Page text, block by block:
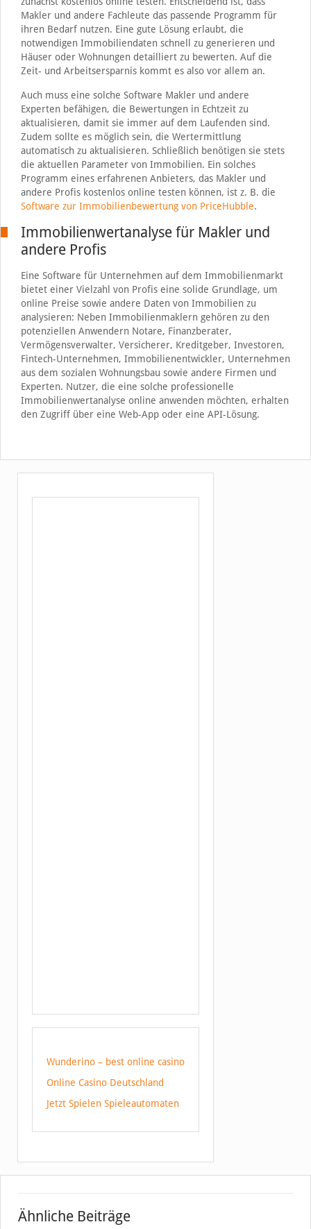
Makler und andere Fachleute das passende Programm für
ihren Bedarf nutzen. Eine gute Lösung erlaubt, die
notwendigen Immobiliendaten schnell zu generieren und
Häuser oder Wohnungen detailliert zu bewerten. Auf die
Zeit- und Arbeitsersparnis kommt es also vor allem an.
Auch muss eine solche Software Makler und andere
Experten befähigen, die Bewertungen in Echtzeit zu
aktualisieren, damit sie immer auf dem Laufenden sind.
Zudem sollte es möglich sein, die Wertermittlung
automatisch zu aktualisieren. Schließlich benötigen sie stets
die aktuellen Parameter von Immobilien. Ein solches
Programm eines erfahrenen Anbieters, das Makler und
andere Profis kostenlos online testen können, ist z. B. die
Software zur Immobilienbewertung von PriceHubble.
Immobilienwertanalyse für Makler und
andere Profis
Eine Software für Unternehmen auf dem Immobilienmarkt
bietet einer Vielzahl von Profis eine solide Grundlage, um
online Preise sowie andere Daten von Immobilien zu
analysieren: Neben Immobilienmaklern gehören zu den
potenziellen Anwendern Notare, Finanzberater,
Vermögensverwalter, Versicherer, Kreditgeber, Investoren,
Fintech-Unternehmen, Immobilienentwickler, Unternehmen
aus dem sozialen Wohnungsbau sowie andere Firmen und
Experten. Nutzer, die eine solche professionelle
Immobilienwertanalyse online anwenden möchten, erhalten
den Zugriff über eine Web-App oder eine API-Lösung.
Wunderino – best online casino
Online Casino Deutschland
Jetzt Spielen Spieleautomaten
Ähnliche Beiträge